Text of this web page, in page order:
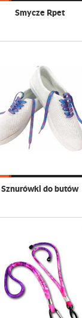
Smycze Rpet
Sznurówki do butów